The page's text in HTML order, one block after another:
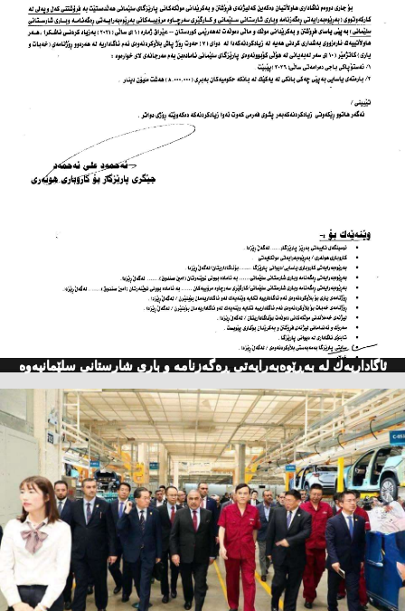
ئاگاداریه‌ك له‌ به‌ڕێوه‌به‌رایه‌تی ڕه‌گه‌زنامه‌ و باری شارستانی سلێمانیه‌وه‌